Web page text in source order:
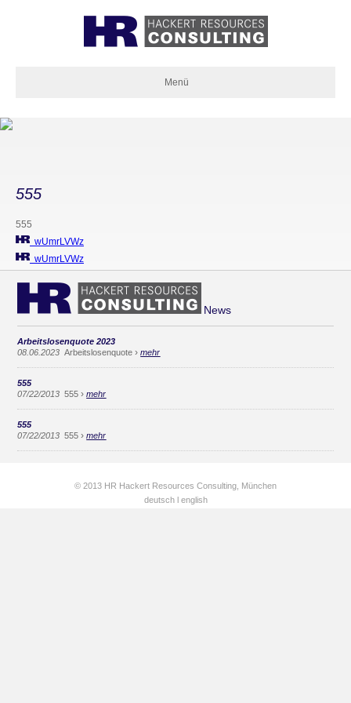
Menü
555
555
wUmrLVWz
wUmrLVWz
News
Arbeitslosenquote 2023
08.06.2023 Arbeitslosenquote ›mehr
555
07/22/2013 555 ›mehr
555
07/22/2013 555 ›mehr
© 2013 HR Hackert Resources Consulting, München
deutsch l english